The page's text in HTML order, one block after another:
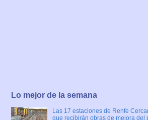
Lo mejor de la semana
Las 17 estaciones de Renfe
que recibirán obras de mejora del